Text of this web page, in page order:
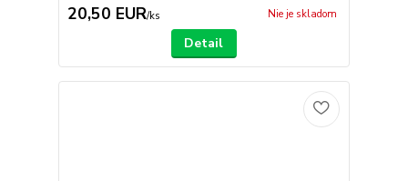
20,50 EUR/ks Nie je skladom
Detail